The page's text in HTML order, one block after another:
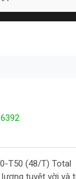
T50 (48/T) Total
tuyệt vời và